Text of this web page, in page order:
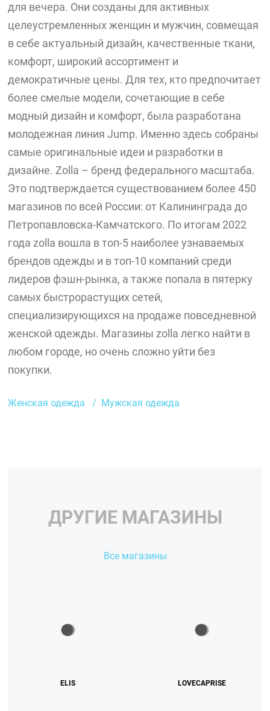
для вечера. Они созданы для активных
целеустремленных женщин и мужчин, совмещая
в себе актуальный дизайн, качественные ткани,
комфорт, широкий ассортимент и
демократичные цены. Для тех, кто предпочитает
более смелые модели, сочетающие в себе
модный дизайн и комфорт, была разработана
молодежная линия Jump. Именно здесь собраны
самые оригинальные идеи и разработки в
дизайне. Zolla – бренд федерального масштаба.
Это подтверждается существованием более 450
магазинов по всей России: от Калининграда до
Петропавловска-Камчатского. По итогам 2022
года zolla вошла в топ-5 наиболее узнаваемых
брендов одежды и в топ-10 компаний среди
лидеров фэшн-рынка, а также попала в пятерку
самых быстрорастущих сетей,
специализирующихся на продаже повседневной
женской одежды. Магазины zolla легко найти в
любом городе, но очень сложно уйти без
покупки.
Женская одежда Мужская одежда
ДРУГИЕ МАГАЗИНЫ
Все магазины
ELIS LOVECAPRISE